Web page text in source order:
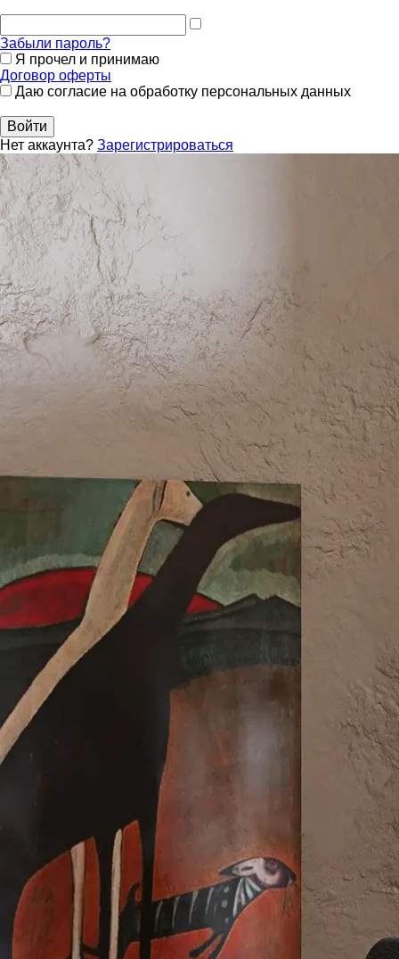
Забыли пароль?
Я прочел и принимаю
Договор оферты
Даю согласие на обработку персональных данных
Войти
Нет аккаунта? Зарегистрироваться